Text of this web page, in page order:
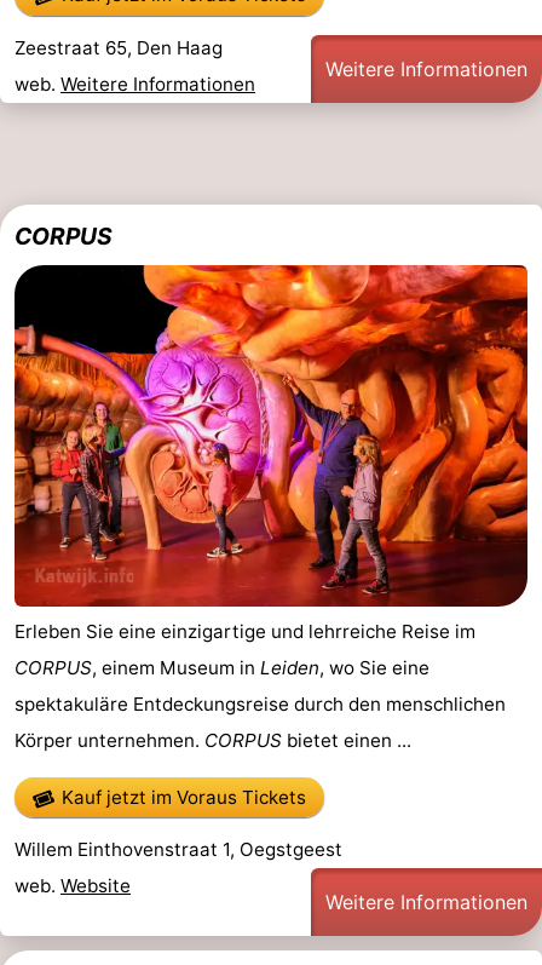
Zeestraat 65, Den Haag
web. Weitere Informationen
Weitere Informationen
CORPUS
Erleben Sie eine einzigartige und lehrreiche Reise im
CORPUS, einem Museum in Leiden, wo Sie eine
spektakuläre Entdeckungsreise durch den menschlichen
Körper unternehmen. CORPUS bietet einen ...
Kauf jetzt im Voraus Tickets
Willem Einthovenstraat 1, Oegstgeest
web. Website
Weitere Informationen